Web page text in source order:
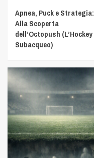
Apnea, Puck e Strategia:
Alla Scoperta
dell’Octopush (L’Hockey
Subacqueo)